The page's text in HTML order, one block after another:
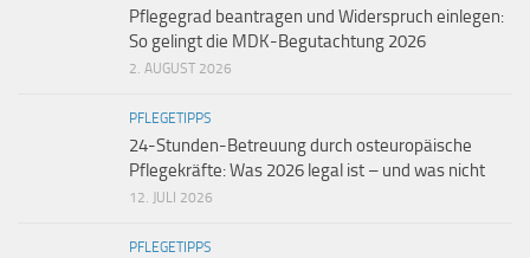
Pflegegrad beantragen und Widerspruch einlegen:
So gelingt die MDK-Begutachtung 2026
2. AUGUST 2026
PFLEGETIPPS
24-Stunden-Betreuung durch osteuropäische
Pflegekräfte: Was 2026 legal ist – und was nicht
12. JULI 2026
PFLEGETIPPS